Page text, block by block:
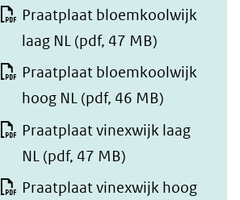
Praatplaat bloemkoolwijk
laag NL (pdf, 47 MB)
Praatplaat bloemkoolwijk
hoog NL (pdf, 46 MB)
Praatplaat vinexwijk laag
NL (pdf, 47 MB)
Praatplaat vinexwijk hoog